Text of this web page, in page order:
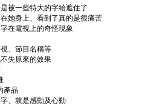
被一些特大的字給遮住了
她身上、看到了真的是很痛苦
在電視上的奇怪現象
、節目名稱等
失原來的效果
產品
、就是感動及心動